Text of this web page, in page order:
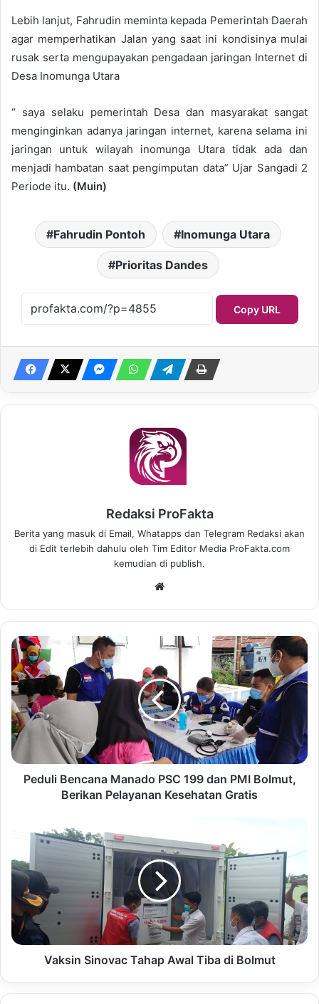
Lebih lanjut, Fahrudin meminta kepada Pemerintah Daerah
agar memperhatikan Jalan yang saat ini kondisinya mulai
rusak serta mengupayakan pengadaan jaringan Internet di
Desa Inomunga Utara
“ saya selaku pemerintah Desa dan masyarakat sangat
menginginkan adanya jaringan internet, karena selama ini
jaringan untuk wilayah inomunga Utara tidak ada dan
menjadi hambatan saat pengimputan data” Ujar Sangadi 2
Periode itu. (Muin)
Fahrudin Pontoh Inomunga Utara
Prioritas Dandes
Copy URL
Redaksi ProFakta
Berita yang masuk di Email, Whatapps dan Telegram Redaksi akan
di Edit terlebih dahulu oleh Tim Editor Media ProFakta.com
kemudian di publish.
te
Peduli Bencana Manado PSC 199 dan PMI Bolmut,
Berikan Pelayanan Kesehatan Gratis
Vaksin Sinovac Tahap Awal Tiba di Bolmut